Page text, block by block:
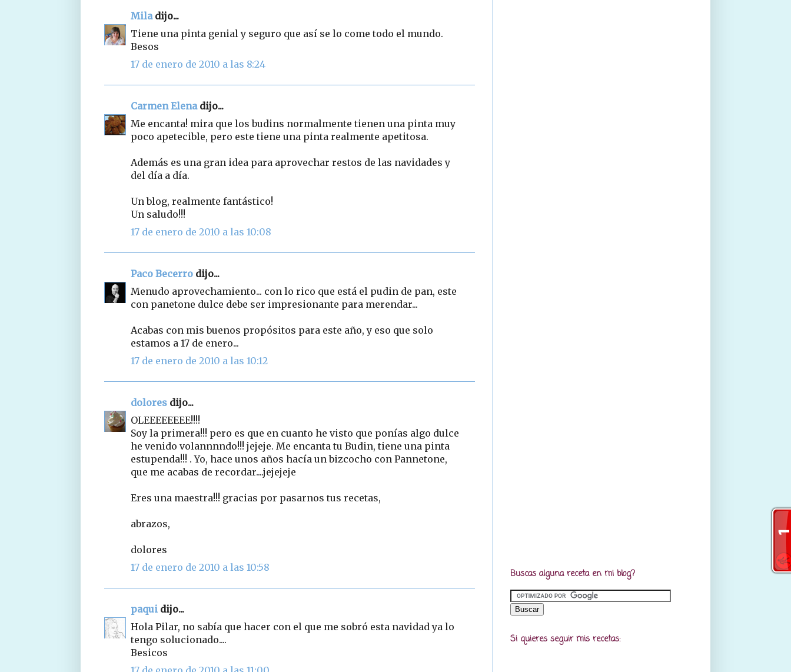
Miladijo...
Tiene una pinta genial y seguro que así se lo come todo el mundo.
Besos
17 de enero de 2010 a las 8:24
Carmen Elenadijo...
Me encanta! mira que los budins normalmente tienen una pinta muy
poco apetecible, pero este tiene una pinta realmente apetitosa.
Además es una gran idea para aprovechar restos de las navidades y
del día a día.
Un blog, realmente fantástico!
Un saludo!!!
17 de enero de 2010 a las 10:08
Paco Becerro dijo...
Menudo aprovechamiento... con lo rico que está el pudin de pan, este
con panetone dulce debe ser impresionante para merendar...
Acabas con mis buenos propósitos para este año, y eso que solo
estamos a 17 de enero...
17 de enero de 2010 a las 10:12
dolores dijo...
OLEEEEEEEE!!!!
Soy la primera!!! pero es que en cuanto he visto que ponías algo dulce
he venido volannnndo!!! jejeje. Me encanta tu Budin, tiene una pinta
estupenda!!! . Yo, hace unos años hacía un bizcocho con Pannetone,
que me acabas de recordar....jejejeje
Eres una maestra!!! gracias por pasarnos tus recetas,
abrazos,
dolores
17 de enero de 2010 a las 10:58
paqui dijo...
Hola Pilar, no sabía que hacer con el que me sobró esta navidad ya lo
tengo solucionado....
Besicos
Buscas alguna receta en mi blog?
Si quieres seguir mis recetas: